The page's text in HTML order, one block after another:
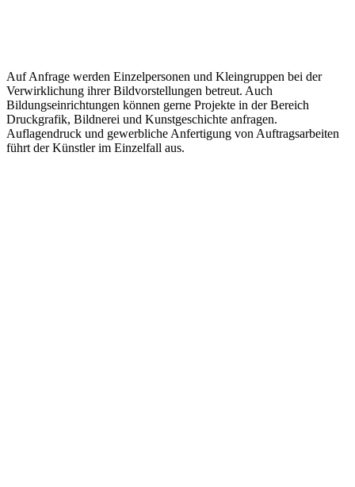
Auf Anfrage werden Einzelpersonen und Kleingruppen bei der
Verwirklichung ihrer Bildvorstellungen betreut. Auch
Bildungseinrichtungen können gerne Projekte in der Bereich
Druckgrafik, Bildnerei und Kunstgeschichte anfragen.
Auflagendruck und gewerbliche Anfertigung von Auftragsarbeiten
führt der Künstler im Einzelfall aus.